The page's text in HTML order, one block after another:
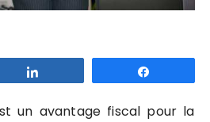
un avantage fiscal pour la